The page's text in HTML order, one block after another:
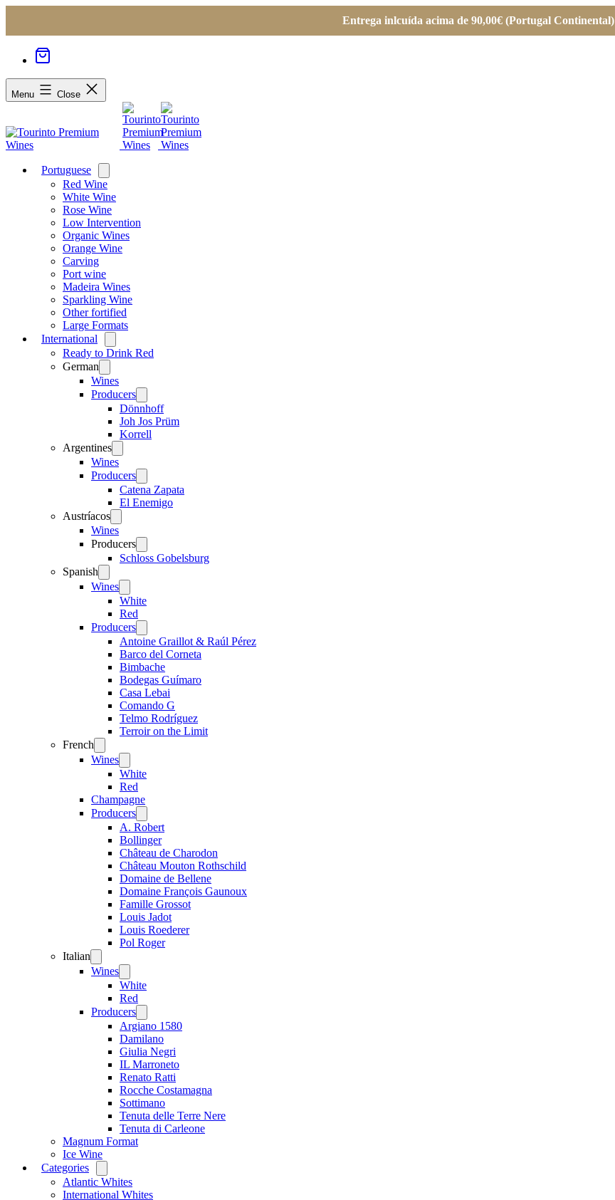
Entrega inlcuída acima de 90,00€ (Portugal Continental)
Menu Close
Portuguese
menu
Red Wine
White Wine
Rose Wine
Low Intervention
Organic Wines
Orange Wine
Carving
Port wine
Madeira Wines
Sparkling Wine
Other fortified
Large Formats
International
menu
Ready to Drink Red
German
menu
Wines
Producers
menu
Dönnhoff
Joh Jos Prüm
Korrell
Argentines
menu
Wines
Producers
menu
Catena Zapata
El Enemigo
Austríacos
menu
Wines
Producers
menu
Schloss Gobelsburg
Spanish
menu
Wines
menu
White
Red
Producers
menu
Antoine Graillot & Raúl Pérez
Barco del Corneta
Bimbache
Bodegas Guímaro
Casa Lebai
Comando G
Telmo Rodríguez
Terroir on the Limit
French
menu
Wines
menu
White
Red
Champagne
Producers
menu
A. Robert
Bollinger
Château de Charodon
Château Mouton Rothschild
Domaine de Bellene
Domaine François Gaunoux
Famille Grossot
Louis Jadot
Louis Roederer
Pol Roger
Italian
menu
Wines
menu
White
Red
Producers
menu
Argiano 1580
Damilano
Giulia Negri
IL Marroneto
Renato Ratti
Rocche Costamagna
Sottimano
Tenuta delle Terre Nere
Tenuta di Carleone
Magnum Format
Ice Wine
Categories
menu
Atlantic Whites
International Whites